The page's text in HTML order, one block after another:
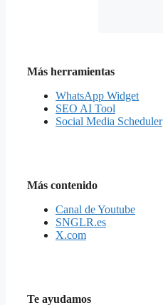
Más herramientas
WhatsApp Widget
SEO AI Tool
Social Media Scheduler
Más contenido
Canal de Youtube
SNGLR.es
X.com
Te ayudamos